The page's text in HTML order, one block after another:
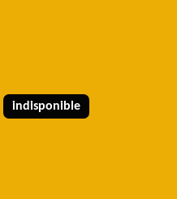
indisponible